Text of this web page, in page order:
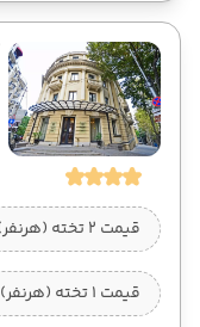
قیمت 2 تخته (هرنفر)
قیمت 1 تخته (هرنفر)